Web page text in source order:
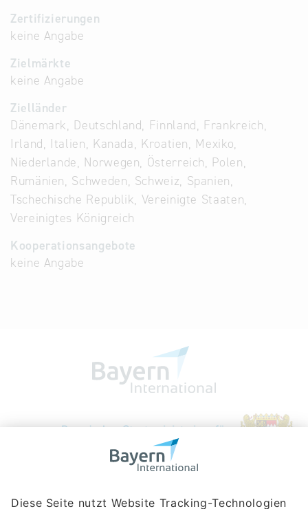
Zertifizierungen
keine Angabe
Zielmärkte
keine Angabe
Zielländer
Dänemark, Deutschland, Finnland, Frankreich,
Irland, Italien, Kanada, Kroatien, Mexiko,
Niederlande, Norwegen, Österreich, Polen,
Rumänien, Schweden, Schweiz, Spanien,
Tschechische Republik, Vereinigte Staaten,
Vereinigtes Königreich
Kooperationsangebote
keine Angabe
Bayerische Gesellschaft für Internationale
Rosenheimer Str. 143C